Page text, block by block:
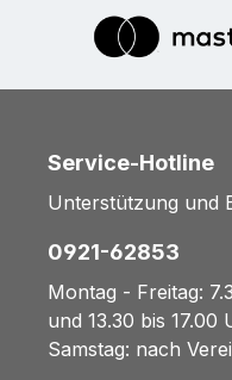
Service-Hotline
Unterstützung und
0921-62853
Montag - Freitag:
und 13.30 bis 17.00
Samstag: nach